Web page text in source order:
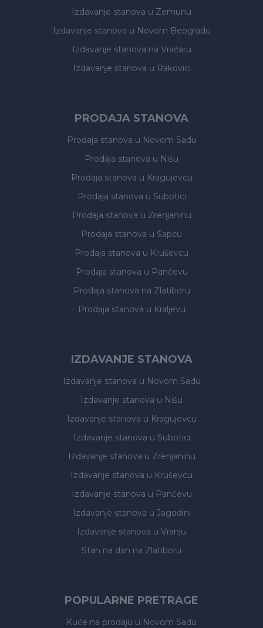
Izdavanje stanova u Zemunu
Izdavanje stanova u Novom Beogradu
Izdavanje stanova na Vračaru
Izdavanje stanova u Rakovici
PRODAJA STANOVA
Prodaja stanova u Novom Sadu
Prodaja stanova u Nišu
Prodaja stanova u Kragujevcu
Prodaja stanova u Subotici
Prodaja stanova u Zrenjaninu
Prodaja stanova u Šapcu
Prodaja stanova u Kruševcu
Prodaja stanova u Pančevu
Prodaja stanova na Zlatiboru
Prodaja stanova u Kraljevu
IZDAVANJE STANOVA
Izdavanje stanova u Novom Sadu
Izdavanje stanova u Nišu
Izdavanje stanova u Kragujevcu
Izdavanje stanova u Subotici
Izdavanje stanova u Zrenjaninu
Izdavanje stanova u Kruševcu
Izdavanje stanova u Pančevu
Izdavanje stanova u Jagodini
Izdavanje stanova u Vranju
Stan na dan na Zlatiboru
POPULARNE PRETRAGE
Kuće na prodaju u Novom Sadu